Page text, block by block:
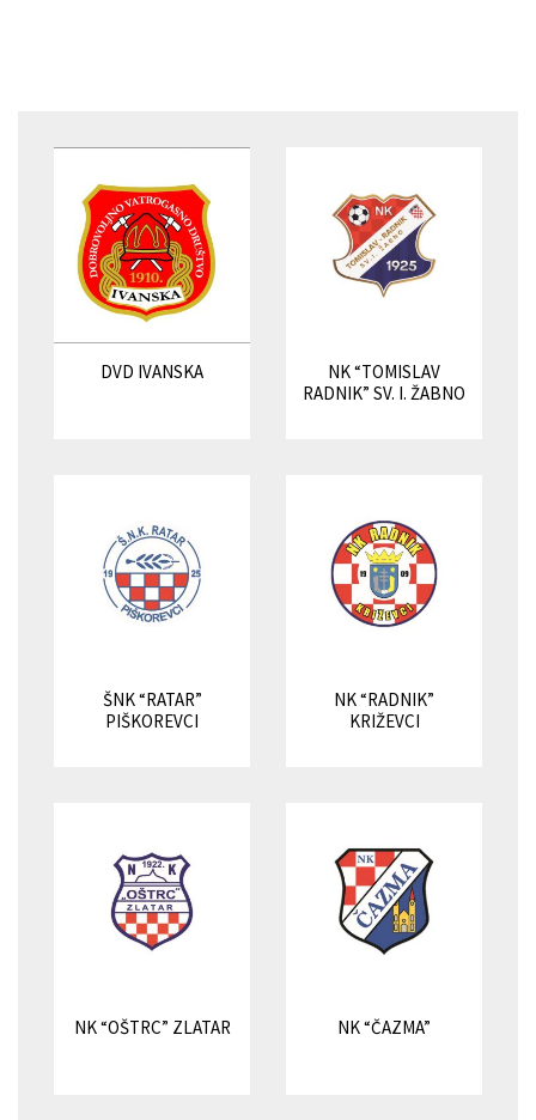
DVD IVANSKA
NK “TOMISLAV
RADNIK” SV. I. ŽABNO
ŠNK “RATAR”
PIŠKOREVCI
NK “RADNIK”
KRIŽEVCI
NK “OŠTRC” ZLATAR NK “ČAZMA”